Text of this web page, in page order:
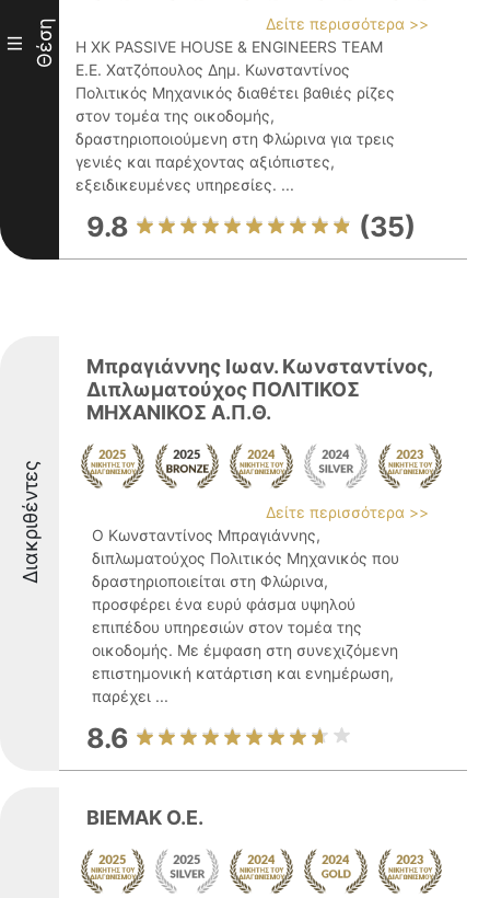
III Θέση
Δείτε περισσότερα >>
Η XK PASSIVE HOUSE & ENGINEERS TEAM
E.E. Χατζόπουλος Δημ. Κωνσταντίνος
Πολιτικός Μηχανικός διαθέτει βαθιές ρίζες
στον τομέα της οικοδομής,
δραστηριοποιούμενη στη Φλώρινα για τρεις
γενιές και παρέχοντας αξιόπιστες,
εξειδικευμένες υπηρεσίες. ...
9.8 (35)
Διακριθέντες
Μπραγιάννης Ιωαν. Κωνσταντίνος,
Διπλωματούχος ΠΟΛΙΤΙΚΟΣ
ΜΗΧΑΝΙΚΟΣ Α.Π.Θ.
Δείτε περισσότερα >>
Ο Κωνσταντίνος Μπραγιάννης,
διπλωματούχος Πολιτικός Μηχανικός που
δραστηριοποιείται στη Φλώρινα,
προσφέρει ένα ευρύ φάσμα υψηλού
επιπέδου υπηρεσιών στον τομέα της
οικοδομής. Με έμφαση στη συνεχιζόμενη
επιστημονική κατάρτιση και ενημέρωση,
παρέχει ...
8.6
BIEMAK O.E.